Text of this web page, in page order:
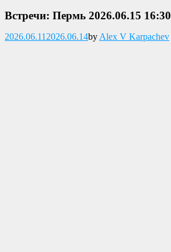
Встречи: Пермь 2026.06.15 16:30
Опубликовано
2026.06.11 2026.06.14by Alex V Karpachev